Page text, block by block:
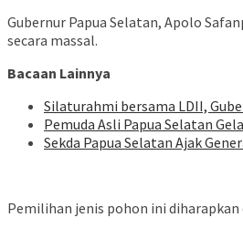
​Gubernur Papua Selatan, Apolo
secara massal.
Bacaan Lainnya
Silaturahmi bersama LDII,
Pemuda Asli Papua Selatan
Sekda Papua Selatan Ajak
Pemilihan jenis pohon ini